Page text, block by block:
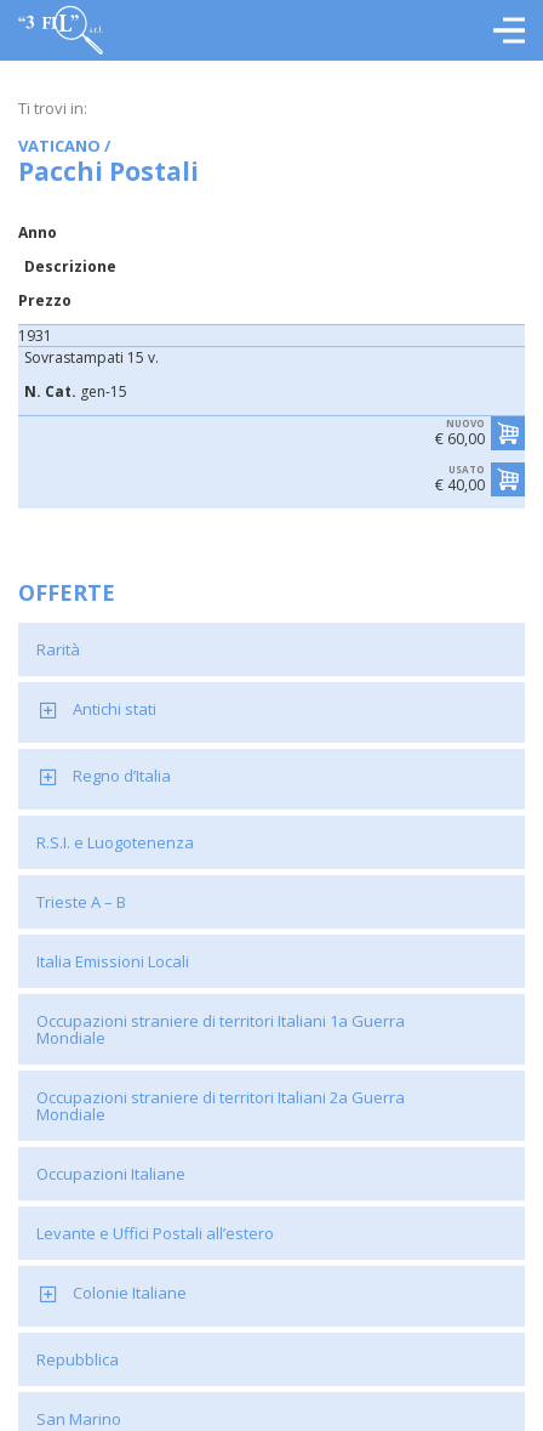
OFFERTE
Rarità
Antichi stati
Regno d’Italia
R.S.I. e Luogotenenza
Trieste A – B
Italia Emissioni Locali
Occupazioni straniere di territori Italiani 1a Guerra
Mondiale
Occupazioni straniere di territori Italiani 2a Guerra
Mondiale
Occupazioni Italiane
Levante e Uffici Postali all’estero
Colonie Italiane
Repubblica
San Marino
Ti trovi in:
VATICANO /
Pacchi Postali
Anno
Descrizione
Prezzo
1931
Sovrastampati 15 v.
N. Cat. gen-15
NUOVO
€ 60,00
USATO
€ 40,00